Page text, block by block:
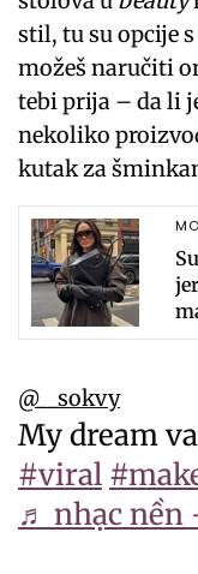
stil, tu su opcije
možeš naručiti
tebi prija – da li
nekoliko
kutak za
@__sokvy
My dream
#viral
♬ nhạc nền